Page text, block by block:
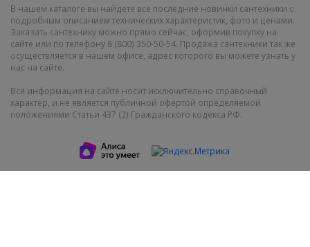
В нашем каталоге вы найдете все последние новинки сантехники с
подробным описанием технических характеристик, фото и ценами.
Заказать сантехнику можно прямо сейчас, оформив покупку на
сайте или по телефону 8 (800) 350-50-54. Продажа сантехники так же
осуществляется в нашем офисе, адрес которого вы можете узнать у
нас на сайте.
Вся информация на сайте носит исключительно справочный
характер, и не является публичной офертой определяемой
положениями Статьи 437 (2) Гражданского кодекса РФ.